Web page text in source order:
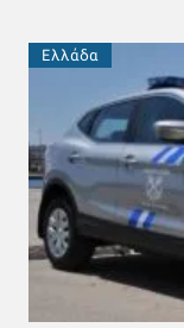
Ελλάδα